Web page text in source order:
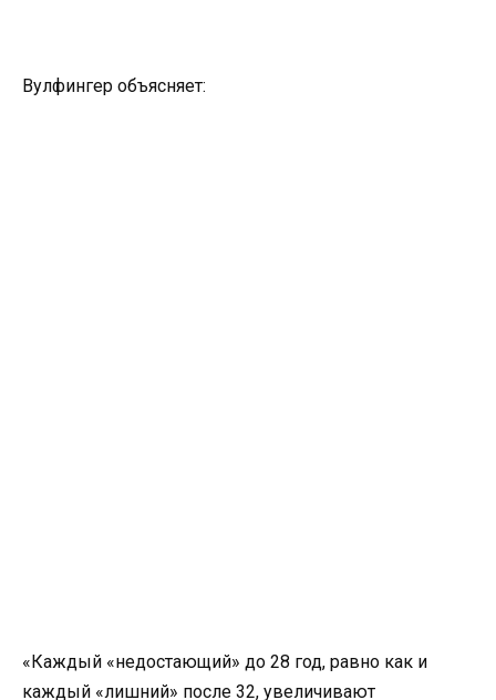
Вулфингер объясняет:
«Каждый «недостающий» до 28 год, равно как и
каждый «лишний» после 32, увеличивают